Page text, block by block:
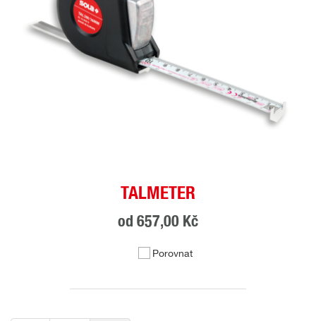
TALMETER
od 657,00 Kč
Porovnat